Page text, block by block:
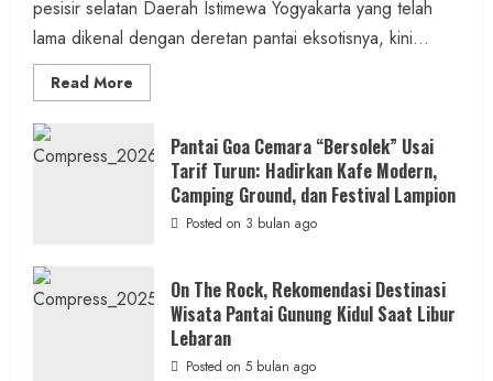
1 MIN READ
Kebakaran Hanguskan Kantin dan Gudang
SD Negeri 1 Jerukan, Polsek Juwangi
Lakukan Olah TKP
pesisir selatan Daerah Istimewa Yogyakarta yang telah
lama dikenal dengan deretan pantai eksotisnya, kini...
Read More
more
THE
ROCK
Gunungkidul
Hadirkan
Konsep
Wisata
Kekinian
Pantai Goa Cemara “Bersolek” Usai
Tarif Turun: Hadirkan Kafe Modern,
Camping Ground, dan Festival Lampion
Posted on 3 bulan ago
On The Rock, Rekomendasi Destinasi
Wisata Pantai Gunung Kidul Saat Libur
Lebaran
Posted on 5 bulan ago